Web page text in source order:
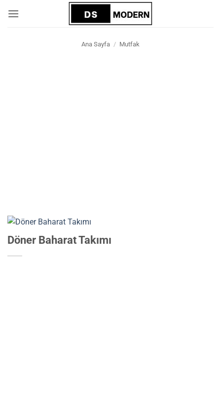
atla
Ana Sayfa / Mutfak
Döner Baharat Takımı